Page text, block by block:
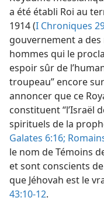
a été établi Roi au
1914 (I Chroniques
gouvernement a
hommes qui le
espoir sûr de
troupeau” encore
annoncer que ce
constituent “l’Israël
spirituels de la
Galates 6:16;
le nom de Témoins
et sont conscients
que Jéhovah est le
43:10-12.